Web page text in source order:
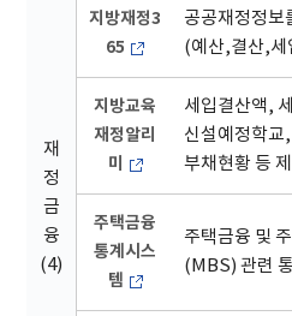
재
정
금
융
(4)
지방재정3
65
공공재정정보
(예산,결산,세
지방교육
재정알리
미
세입결산액,
신설예정학교
부채현황 등
주택금융
통계시스
템
주택금융 및
(MBS) 관련